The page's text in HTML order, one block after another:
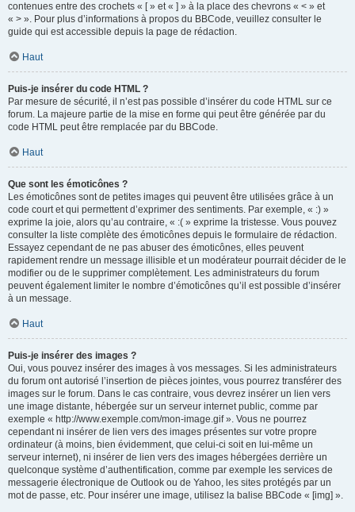
contenues entre des crochets « [ » et « ] » à la place des chevrons « < » et
« > ». Pour plus d’informations à propos du BBCode, veuillez consulter le
guide qui est accessible depuis la page de rédaction.
Haut
Puis-je insérer du code HTML ?
Par mesure de sécurité, il n’est pas possible d’insérer du code HTML sur ce
forum. La majeure partie de la mise en forme qui peut être générée par du
code HTML peut être remplacée par du BBCode.
Haut
Que sont les émoticônes ?
Les émoticônes sont de petites images qui peuvent être utilisées grâce à un
code court et qui permettent d’exprimer des sentiments. Par exemple, « :) »
exprime la joie, alors qu’au contraire, « :( » exprime la tristesse. Vous pouvez
consulter la liste complète des émoticônes depuis le formulaire de rédaction.
Essayez cependant de ne pas abuser des émoticônes, elles peuvent
rapidement rendre un message illisible et un modérateur pourrait décider de le
modifier ou de le supprimer complètement. Les administrateurs du forum
peuvent également limiter le nombre d’émoticônes qu’il est possible d’insérer
à un message.
Haut
Puis-je insérer des images ?
Oui, vous pouvez insérer des images à vos messages. Si les administrateurs
du forum ont autorisé l’insertion de pièces jointes, vous pourrez transférer des
images sur le forum. Dans le cas contraire, vous devrez insérer un lien vers
une image distante, hébergée sur un serveur internet public, comme par
exemple « http://www.exemple.com/mon-image.gif ». Vous ne pourrez
cependant ni insérer de lien vers des images présentes sur votre propre
ordinateur (à moins, bien évidemment, que celui-ci soit en lui-même un
serveur internet), ni insérer de lien vers des images hébergées derrière un
quelconque système d’authentification, comme par exemple les services de
messagerie électronique de Outlook ou de Yahoo, les sites protégés par un
mot de passe, etc. Pour insérer une image, utilisez la balise BBCode « [img] ».